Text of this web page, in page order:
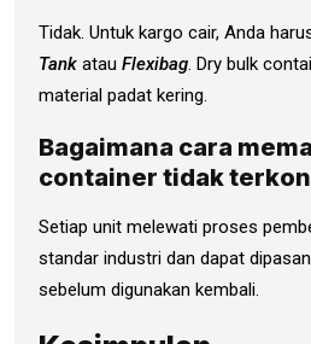
Tidak. Untuk kargo cair, Anda
Tank atau Flexibag. Dry bulk
material padat kering.
Bagaimana cara
container tidak
Setiap unit melewati proses
standar industri dan dapat
sebelum digunakan kembali.